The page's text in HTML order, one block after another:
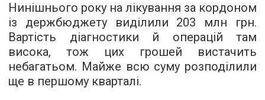
Нинішнього року на лікування за кордоном
із держбюджету виділили 203 млн грн.
Вартість діагностики й операцій там
висока, тож цих грошей вистачить
небагатьом. Майже всю суму розподілили
ще в першому кварталі.